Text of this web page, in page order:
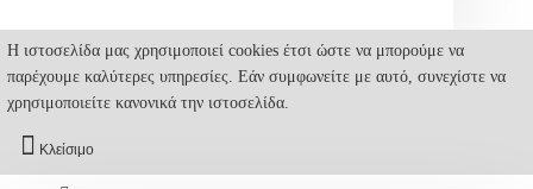
Η ιστοσελίδα μας χρησιμοποιεί cookies έτσι ώστε να μπορούμε να
παρέχουμε καλύτερες υπηρεσίες. Εάν συμφωνείτε με αυτό, συνεχίστε να
χρησιμοποιείτε κανονικά την ιστοσελίδα.
Κλείσιμο